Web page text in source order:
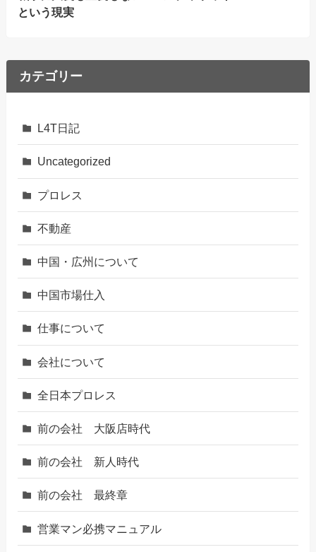
という現実
カテゴリー
L4T日記
Uncategorized
プロレス
不動産
中国・広州について
中国市場仕入
仕事について
会社について
全日本プロレス
前の会社 大阪店時代
前の会社 新人時代
前の会社 最終章
営業マン必携マニュアル